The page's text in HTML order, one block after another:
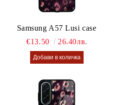
Samsung A57 Lusi case
€13.50
26.40лв.